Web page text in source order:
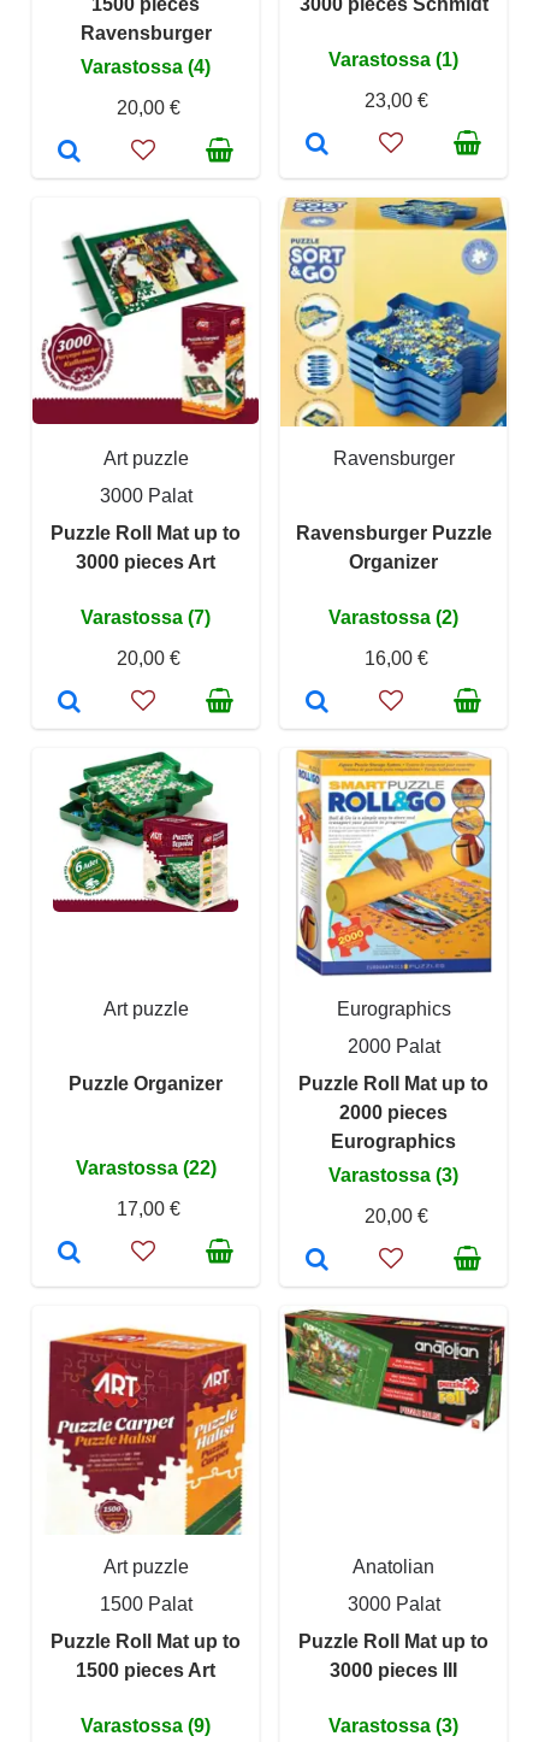
Ravensburger
Varastossa (4)
20,00 €
Varastossa (1)
23,00 €
Art puzzle
3000 Palat
Puzzle Roll Mat up to
3000 pieces Art
Varastossa (7)
20,00 €
Ravensburger
Ravensburger Puzzle
Organizer
Varastossa (2)
16,00 €
Art puzzle
Puzzle Organizer
Varastossa (22)
17,00 €
Eurographics
2000 Palat
Puzzle Roll Mat up to
2000 pieces
Eurographics
Varastossa (3)
20,00 €
Art puzzle
1500 Palat
Puzzle Roll Mat up to
1500 pieces Art
Varastossa (9)
Anatolian
3000 Palat
Puzzle Roll Mat up to
3000 pieces III
Varastossa (3)